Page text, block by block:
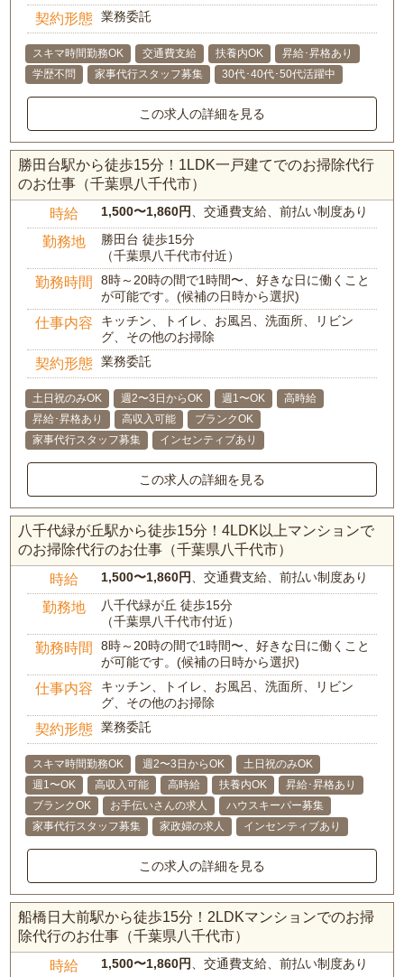
契約形態 業務委託
スキマ時間勤務OK 交通費支給 扶養内OK
昇給･昇格あり
学歴不問
家事代行スタッフ募集 30代･40代･50代活躍中
この求人の詳細を見る
勝田台駅から徒歩15分！1LDK一戸建てでのお掃除代行
のお仕事（千葉県八千代市）
時給 1,500〜1,860円 、交通費支給、前払い制度あり
勤務地
勝田台 徒歩15分
（千葉県八千代市付近）
勤務時間
8時～20時の間で1時間〜、好きな日に働くこと
が可能です。(候補の日時から選択)
仕事内容
キッチン、トイレ、お風呂、洗面所、リビン
グ、その他のお掃除
契約形態 業務委託
土日祝のみOK 週2〜3日からOK 週1〜OK
高時給
昇給･昇格あり
高収入可能
ブランクOK
家事代行スタッフ募集
インセンティブあり
この求人の詳細を見る
八千代緑が丘駅から徒歩15分！4LDK以上マンションで
のお掃除代行のお仕事（千葉県八千代市）
時給 1,500〜1,860円 、交通費支給、前払い制度あり
勤務地
八千代緑が丘 徒歩15分
（千葉県八千代市付近）
勤務時間
8時～20時の間で1時間〜、好きな日に働くこと
が可能です。(候補の日時から選択)
仕事内容
キッチン、トイレ、お風呂、洗面所、リビン
グ、その他のお掃除
契約形態 業務委託
スキマ時間勤務OK 週2〜3日からOK
土日祝のみOK
週1〜OK
高収入可能 高時給 扶養内OK
昇給･昇格あり
ブランクOK
お手伝いさんの求人
ハウスキーパー募集
家事代行スタッフ募集
家政婦の求人 インセンティブあり
この求人の詳細を見る
船橋日大前駅から徒歩15分！2LDKマンションでのお掃
除代行のお仕事（千葉県八千代市）
時給 1,500〜1,860円 、交通費支給、前払い制度あり